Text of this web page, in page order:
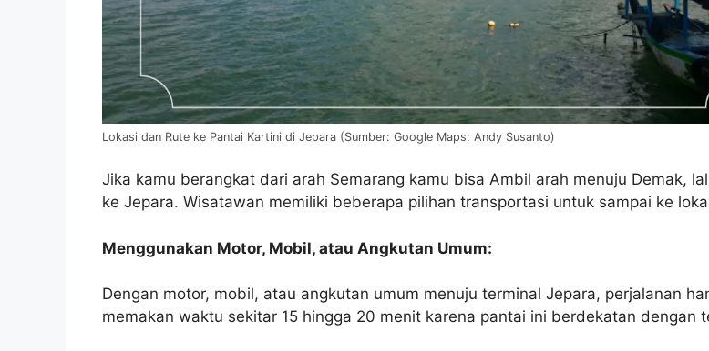
Lokasi dan Rute ke Pantai Kartini di Jepara (Sumber: Google Maps: Andy Susanto)
Jika kamu berangkat dari arah Semarang kamu bisa Ambil arah menuju Demak,
ke Jepara. Wisatawan memiliki beberapa pilihan transportasi untuk sampai ke
Menggunakan Motor, Mobil, atau Angkutan Umum:
Dengan motor, mobil, atau angkutan umum menuju terminal Jepara, perjalanan
memakan waktu sekitar 15 hingga 20 menit karena pantai ini berdekatan dengan